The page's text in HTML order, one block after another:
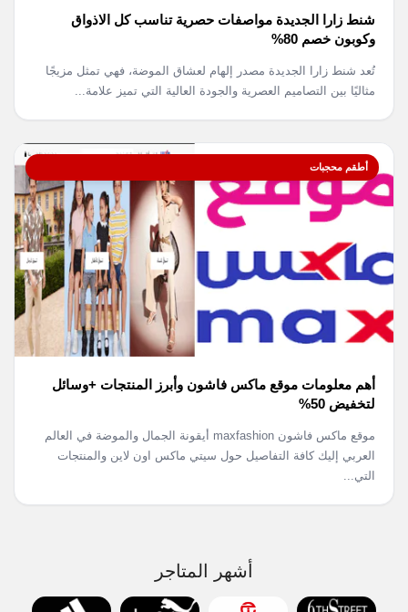
شنط زارا الجديدة مواصفات حصرية تناسب كل الاذواق
وكوبون خصم 80%
تُعد شنط زارا الجديدة مصدر إلهام لعشاق الموضة، فهي تمثل مزيجًا
مثاليًا بين التصاميم العصرية والجودة العالية التي تميز علامة...
أطقم محجبات
أهم معلومات موقع ماكس فاشون وأبرز المنتجات +وسائل
لتخفيض 50%
موقع ماكس فاشون maxfashion أيقونة الجمال والموضة في العالم
العربي إليك كافة التفاصيل حول سيتي ماكس اون لاين والمنتجات
التي...
أشهر المتاجر